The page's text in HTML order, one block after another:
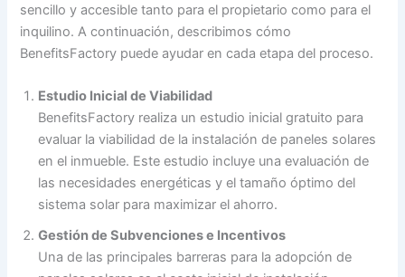
sencillo y accesible tanto para el propietario como para el
inquilino. A continuación, describimos cómo
BenefitsFactory puede ayudar en cada etapa del proceso.
Estudio Inicial de Viabilidad
BenefitsFactory realiza un estudio inicial gratuito para
evaluar la viabilidad de la instalación de paneles solares
en el inmueble. Este estudio incluye una evaluación de
las necesidades energéticas y el tamaño óptimo del
sistema solar para maximizar el ahorro.
Gestión de Subvenciones e Incentivos
Una de las principales barreras para la adopción de